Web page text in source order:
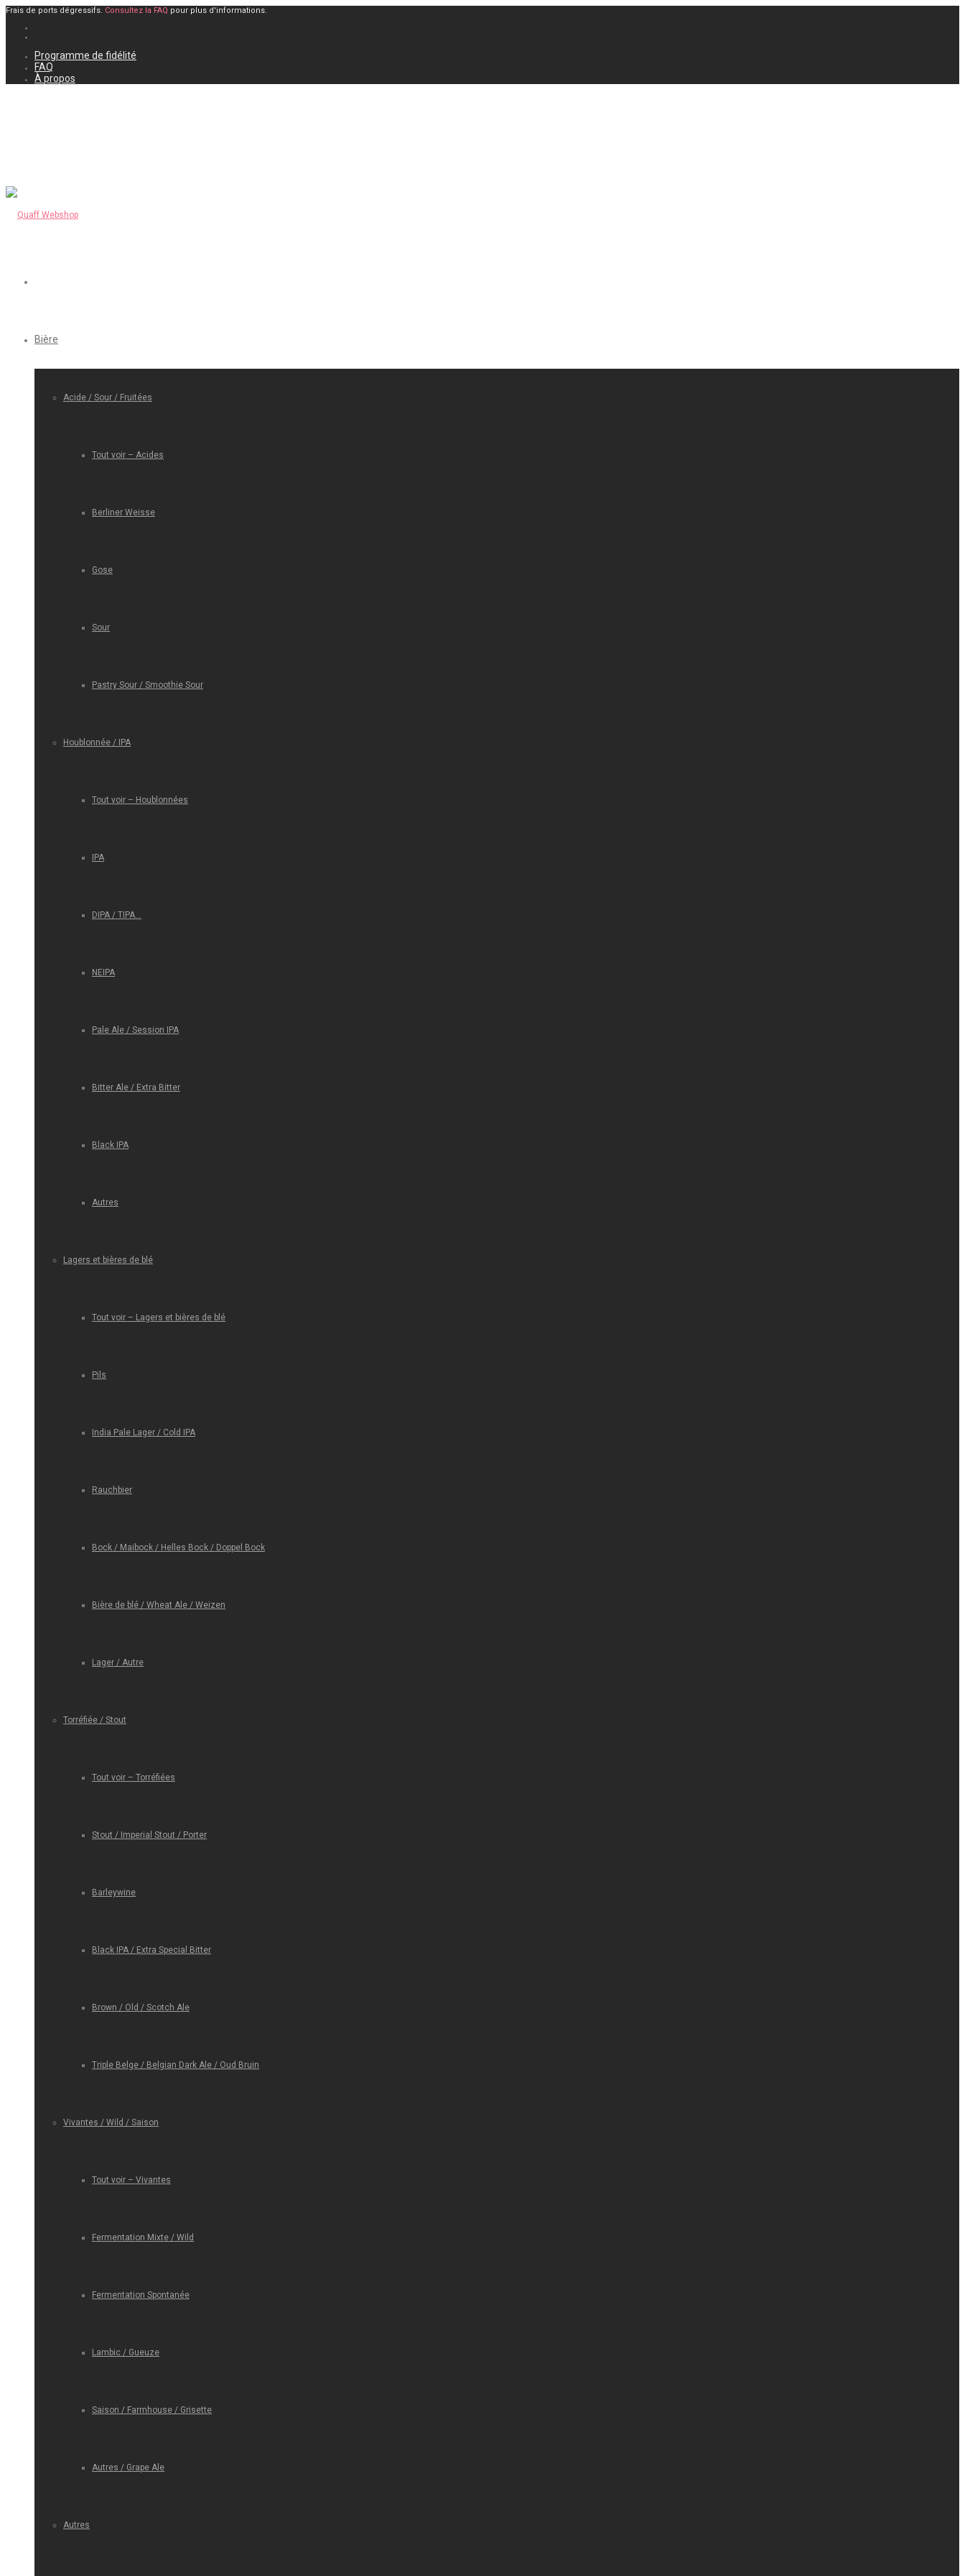
Frais de ports dégressifs. Consultez la FAQ pour plus d'informations.
Programme de fidélité
FAQ
À propos
Bière
Acide / Sour / Fruitées
Tout voir – Acides
Berliner Weisse
Gose
Sour
Pastry Sour / Smoothie Sour
Houblonnée / IPA
Tout voir – Houblonnées
IPA
DIPA / TIPA…
NEIPA
Pale Ale / Session IPA
Bitter Ale / Extra Bitter
Black IPA
Autres
Lagers et bières de blé
Tout voir – Lagers et bières de blé
Pils
India Pale Lager / Cold IPA
Rauchbier
Bock / Maibock / Helles Bock / Doppel Bock
Bière de blé / Wheat Ale / Weizen
Lager / Autre
Torréfiée / Stout
Tout voir – Torréfiées
Stout / Imperial Stout / Porter
Barleywine
Black IPA / Extra Special Bitter
Brown / Old / Scotch Ale
Triple Belge / Belgian Dark Ale / Oud Bruin
Vivantes / Wild / Saison
Tout voir – Vivantes
Fermentation Mixte / Wild
Fermentation Spontanée
Lambic / Gueuze
Saison / Farmhouse / Grisette
Autres / Grape Ale
Autres